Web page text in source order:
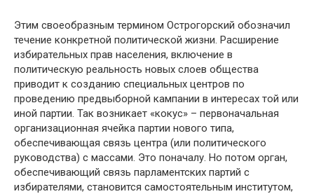
Этим своеобразным термином Острогорский обозначил
течение конкретной политической жизни. Расширение
избирательных прав населения, включение в
политическую реальность новых слоев общества
приводит к созданию специальных центров по
проведению предвыборной кампании в интересах той или
иной партии. Так возникает «кокус» – первоначальная
организационная ячейка партии нового типа,
обеспечивающая связь центра (или политического
руководства) с массами. Это поначалу. Но потом орган,
обеспечивающий связь парламентских партий с
избирателями, становится самостоятельным институтом,